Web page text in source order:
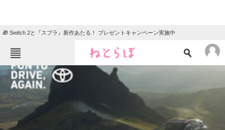
🎁 Switch 2と『スプラ』新作あたる！ プレゼントキャンペーン実施中
ねとらぼメニュー
TOP ニュース
エンタメ
グルメ 地域